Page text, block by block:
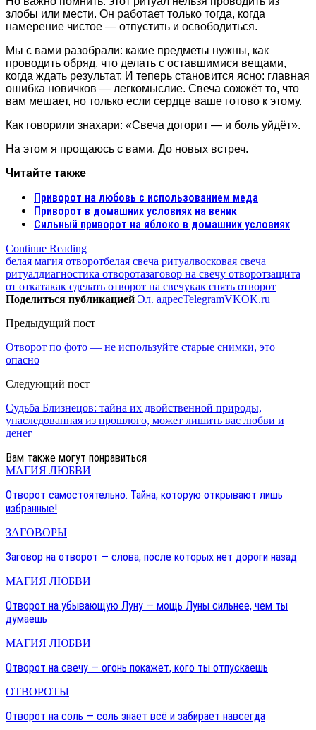
злобы или мести. Он работает только тогда, когда
намерение чистое — отпустить и освободиться.
Мы с вами разобрали: какие предметы нужны, как
проводить обряд, что делать с оставшимися вещами,
когда ждать результат. И теперь становится ясно: главная
ошибка новичков — легкомыслие. Свеча сожжёт то, что
вам мешает, но только если сердце ваше готово к этому.
Как говорили знахари: «Свеча догорит — и боль уйдёт».
На этом я прощаюсь с вами. До новых встреч.
Читайте также
Приворот на любовь с использованием меда
Приворот в домашних условиях на веник
Сильный приворот на яблоко в домашних условиях
Continue Reading
белая магия отворотбелая свеча ритуалвосковая свеча
ритуалдиагностика отворотазаговор на свечу отворотзащита
от откатакак сделать отворот на свечукак снять отворот
Поделиться публикацией Эл. адресTelegramVKOK.ru
Предыдущий пост
Отворот по фото — не используйте старые снимки, это
опасно
Следующий пост
Судьба Близнецов: тайна их двойственной природы,
унаследованная из прошлого, может лишить вас любви и
денег
Вам также могут понравиться
МАГИЯ ЛЮБВИ
Отворот самостоятельно. Тайна, которую открывают лишь
избранные!
ЗАГОВОРЫ
Заговор на отворот — слова, после которых нет дороги назад
МАГИЯ ЛЮБВИ
Отворот на убывающую Луну — мощь Луны сильнее, чем ты
думаешь
МАГИЯ ЛЮБВИ
Отворот на свечу — огонь покажет, кого ты отпускаешь
ОТВОРОТЫ
Отворот на соль — соль знает всё и забирает навсегда